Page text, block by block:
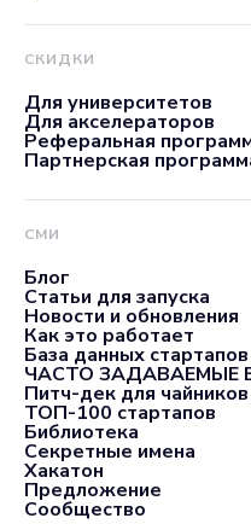
СКИДКИ
Для университетов
Для акселераторов
Реферальная
Партнерская
СМИ
Блог
Статьи для запуска
Новости и обновления
Как это работает
База данных стартапов
ЧАСТО ЗАДАВАЕМЫЕ
Питч-дек для чайников
ТОП-100 стартапов
Библиотека
Секретные имена
Хакатон
Предложение
Сообщество